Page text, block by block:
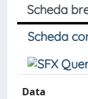
Scheda
Scheda
Data